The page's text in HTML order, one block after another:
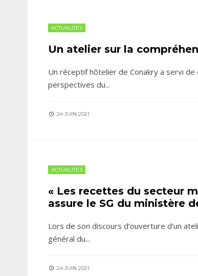
ACTUALITÉS
Un atelier sur la
Un réceptif hôtelier de Conakry a servi
perspectives du...
24 JUIN 2021
ACTUALITÉS
« Les recettes du secteur
assure le SG du ministère
Lors de son discours d’ouverture d’un
général du...
24 JUIN 2021